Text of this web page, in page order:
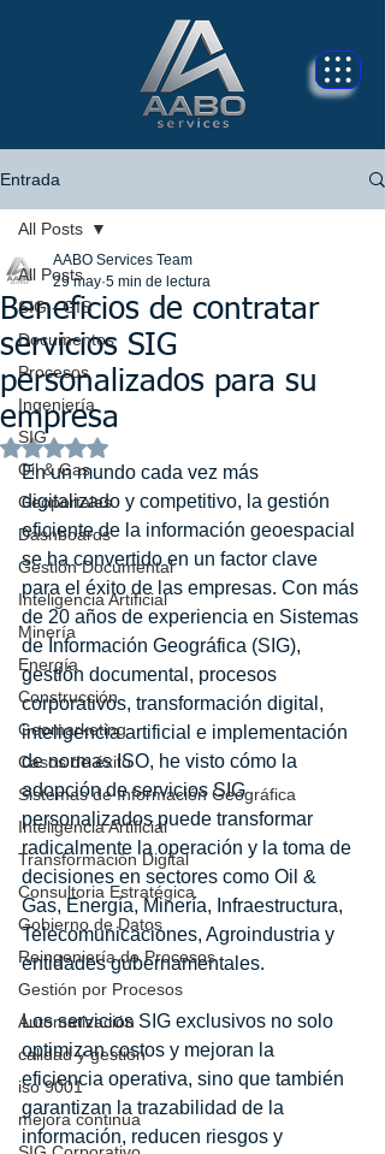
Entrada
All Posts
SIG - GIS
Documentos
Procesos
Ingeniería
SIG
Oil & Gas
Geoportales
Dashboards
Gestión Documental
Inteligencia Artificial
Minería
Energía
Construcción
Geomarketing
Casos de éxito
Sistemas de Información Geográfica
Inteligencia Artificial
Transformación Digital
Consultoria Estratégica
Gobierno de Datos
Reingeniería de Procesos
Gestión por Procesos
Automatización
calidad y gestión
iso 9001
mejora continua
All Posts
Beneficios de contratar
servicios SIG
personalizados para su
empresa
AABO Services Team
29 may 5 min de lectura
Obtuvo NaN de 5 estrellas.
En un mundo cada vez más
digitalizado y competitivo, la gestión
eficiente de la información geoespacial
se ha convertido en un factor clave
para el éxito de las empresas. Con más
de 20 años de experiencia en Sistemas
de Información Geográfica (SIG),
gestión documental, procesos
corporativos, transformación digital,
inteligencia artificial e implementación
de normas ISO, he visto cómo la
adopción de servicios SIG
personalizados puede transformar
radicalmente la operación y la toma de
decisiones en sectores como Oil &
Gas, Energía, Minería, Infraestructura,
Telecomunicaciones, Agroindustria y
entidades gubernamentales.
Los servicios SIG exclusivos no solo
optimizan costos y mejoran la
eficiencia operativa, sino que también
garantizan la trazabilidad de la
información, reducen riesgos y